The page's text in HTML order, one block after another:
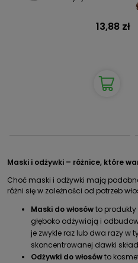
13,88 zł
Maski i odżywki – różnice, które
Choć maski i odżywki mają
różni się w zależności od potrzeb
Maski do włosówto produkty
głęboko odżywiają i
je zwykle raz lub dwa razy w
skoncentrowanej dawki
Odżywki do włosówto